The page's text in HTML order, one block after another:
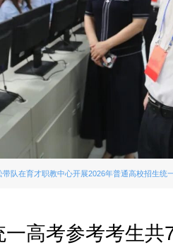
队在育才职教中心开展2026年普通高校招生统
高考参考考生共